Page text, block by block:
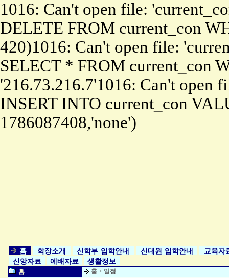
1016: Can't open file:
DELETE FROM current_con
420)1016: Can't open file:
SELECT * FROM current_con
'216.73.216.7'1016: Can't open
INSERT INTO current_con
1786087408,'none')
홈 학장소개 신학부 입학안내 신대원 입학안내
교육자
신앙자료
예배자료 생활정보
홈
홈 > 일정